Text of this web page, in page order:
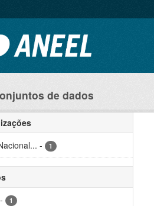
de dados
- 1
- 1